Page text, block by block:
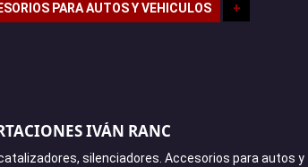
PARA AUTOS Y VEHICULOS +
IVÁN RANC
silenciadores. Accesorios para autos y